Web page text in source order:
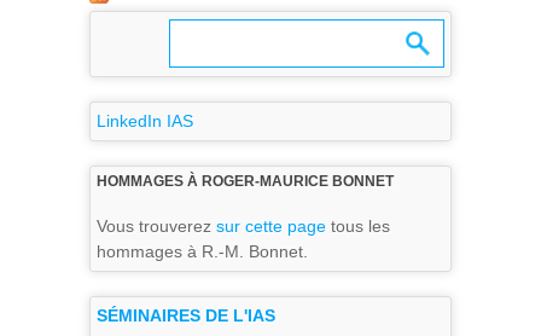
LinkedIn IAS
HOMMAGES À ROGER-MAURICE BONNET
Vous trouverez sur cette page tous les
hommages à R.-M. Bonnet.
SÉMINAIRES DE L'IAS